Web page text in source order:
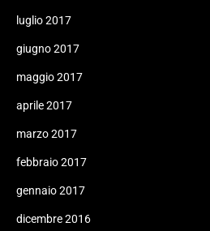
luglio 2017
giugno 2017
maggio 2017
aprile 2017
marzo 2017
febbraio 2017
gennaio 2017
dicembre 2016